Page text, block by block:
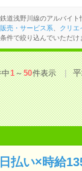
道浅野川線のアルバイト
売・サービス系
クリエ
件で絞り込んでいただけ
中1～50件表示
払い×時給